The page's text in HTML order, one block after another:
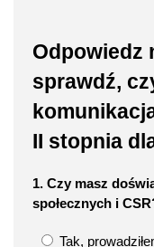
Odpowiedz
sprawdź,
II stopnia
1. Czy masz
społecznych i
Tak,